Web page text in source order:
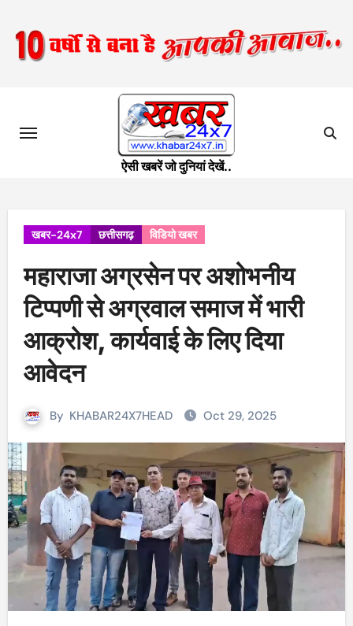
content
ऐसी खबरें जो दुनियां देखें..
खबर-24x7 छत्तीसगढ़ विडियो खबर
महाराजा अग्रसेन पर अशोभनीय
टिप्पणी से अग्रवाल समाज में भारी
आक्रोश, कार्यवाई के लिए दिया
आवेदन
By KHABAR24X7HEAD Oct 29, 2025